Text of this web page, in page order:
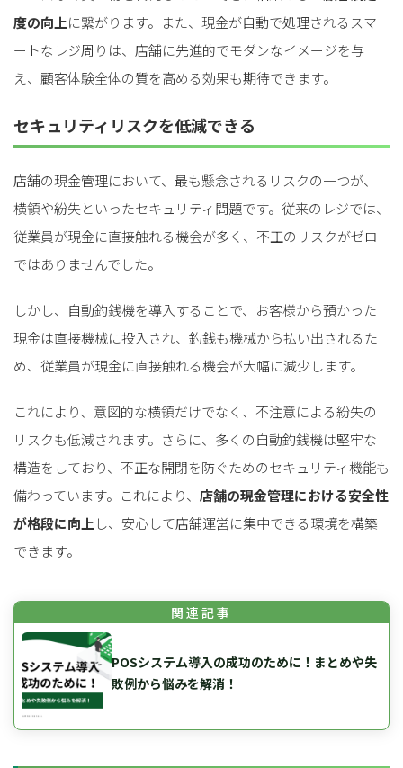
度の向上に繋がります。また、現金が自動で処理されるスマ
ートなレジ周りは、店舗に先進的でモダンなイメージを与
え、顧客体験全体の質を高める効果も期待できます。
セキュリティリスクを低減できる
店舗の現金管理において、最も懸念されるリスクの一つが、
横領や紛失といったセキュリティ問題です。従来のレジでは、
従業員が現金に直接触れる機会が多く、不正のリスクがゼロ
ではありませんでした。
しかし、自動釣銭機を導入することで、お客様から預かった
現金は直接機械に投入され、釣銭も機械から払い出されるた
め、従業員が現金に直接触れる機会が大幅に減少します。
これにより、意図的な横領だけでなく、不注意による紛失の
リスクも低減されます。さらに、多くの自動釣銭機は堅牢な
構造をしており、不正な開閉を防ぐためのセキュリティ機能も
備わっています。これにより、 店舗の現金管理における安全性
が格段に向上 し、安心して店舗運営に集中できる環境を構築
できます。
POSシステム導入の成功のために！まとめや失
敗例から悩みを解消！